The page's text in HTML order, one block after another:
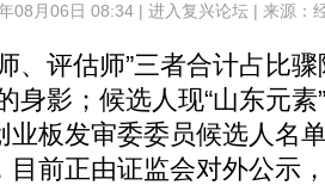
08月06日 08:34 | 进入复兴论坛| 来源：
评估师”三者合计占比骤
身影；候选人现“山东
业板发审委委员候选人名
目前正由证监会对外公示